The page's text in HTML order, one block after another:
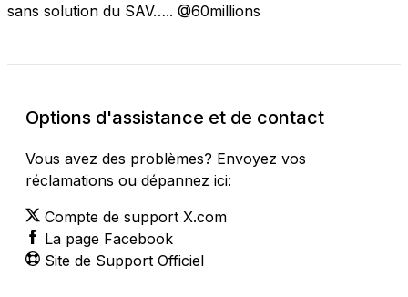
sans solution du SAV….. @60millions
Options d'assistance et de contact
Vous avez des problèmes? Envoyez vos
réclamations ou dépannez ici:
Compte de support X.com
La page Facebook
Site de Support Officiel